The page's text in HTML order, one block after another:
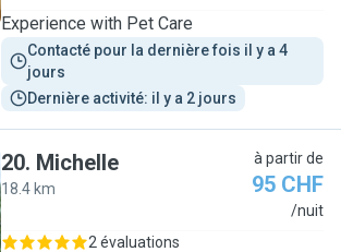
Experience with Pet Care
Contacté pour la dernière fois il y a 4
jours
Dernière activité: il y a 2 jours
20. Michelle
18.4 km
à partir de
95 CHF
/nuit
2 évaluations